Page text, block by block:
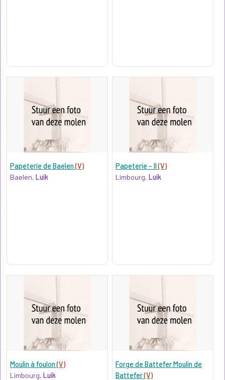
Papeterie de Baelen(V)
Baelen, Luik
Papeterie - II(V)
Limbourg,Luik
Moulin à foulon(V)
Limbourg, Luik
Forge de Battefer Moulin de
Battefer(V)